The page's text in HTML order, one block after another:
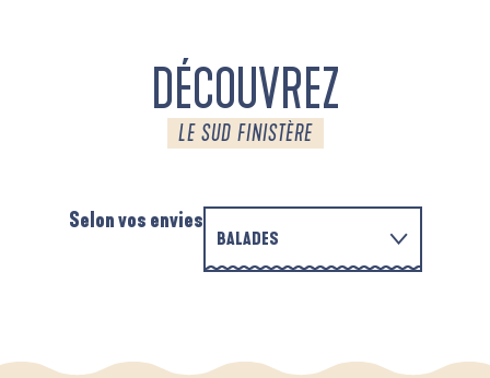
DÉCOUVREZ
LE SUD FINISTÈRE
Selon vos envies
BALADES
QUAND IL PLEUT